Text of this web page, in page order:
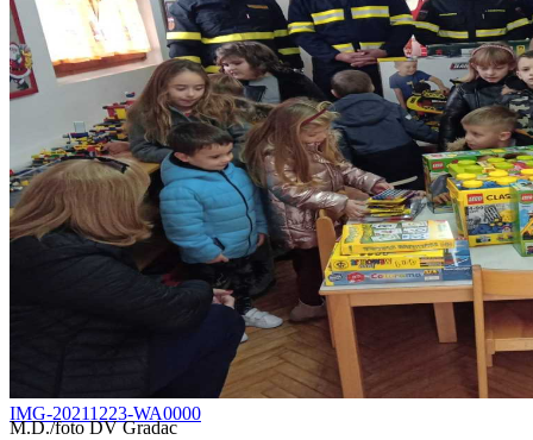
IMG-20211223-WA0000
M.D./foto DV Gradac